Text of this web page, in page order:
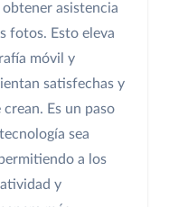
asistencia
fotos. Esto eleva
móvil y
satisfechas y
Es un paso
sea
a los
y